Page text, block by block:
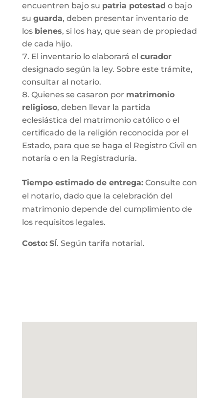
encuentren bajo su patria potestad o bajo
su guarda, deben presentar inventario de
los bienes, si los hay, que sean de propiedad
de cada hijo.
El inventario lo elaborará el curador
designado según la ley. Sobre este trámite,
consultar al notario.
Quienes se casaron por matrimonio
religioso, deben llevar la partida
eclesiástica del matrimonio católico o el
certificado de la religión reconocida por el
Estado, para que se haga el Registro Civil en
notaría o en la Registraduría.
Tiempo estimado de entrega:Consulte con
el notario, dado que la celebración del
matrimonio depende del cumplimiento de
los requisitos legales.
Costo: SÍ. Según tarifa notarial.